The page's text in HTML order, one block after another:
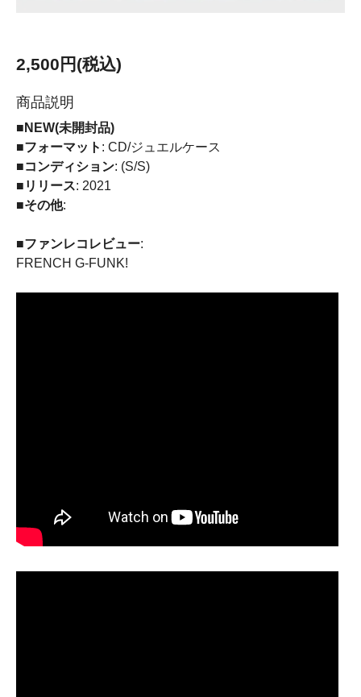
2,500円(税込)
商品説明
■NEW(未開封品)
■フォーマット : CD/ジュエルケース
■コンディション: (S/S)
■リリース: 2021
■その他:
■ファンレコレビュー:
FRENCH G-FUNK!